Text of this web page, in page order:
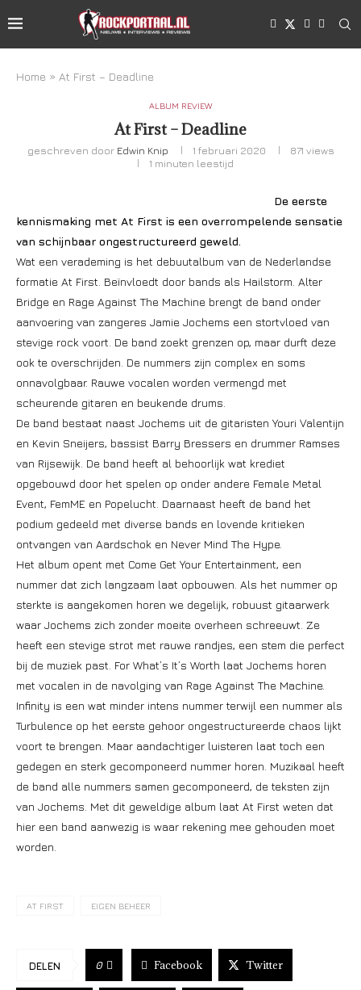
Home » At First – Deadline
ALBUM REVIEW
At First – Deadline
geschreven door Edwin Knip 1 februari 2020 871 views
1 minuten leestijd
De eerste
kennismaking met At First is een overrompelende sensatie
van schijnbaar ongestructureerd geweld.
Wat een verademing is het debuutalbum van de Nederlandse
formatie At First. Beïnvloedt door bands als Hailstorm. Alter
Bridge en Rage Against The Machine brengt de band onder
aanvoering van zangeres Jamie Jochems een stortvloed van
stevige rock voort. De band zoekt grenzen op, maar durft deze
ook te overschrijden. De nummers zijn complex en soms
onnavolgbaar. Rauwe vocalen worden vermengd met
scheurende gitaren en beukende drums.
De band bestaat naast Jochems uit de gitaristen Youri Valentijn
en Kevin Sneijers, bassist Barry Bressers en drummer Ramses
van Rijsewijk. De band heeft al behoorlijk wat krediet
opgebouwd door het spelen op onder andere Female Metal
Event, FemME en Popelucht. Daarnaast heeft de band het
podium gedeeld met diverse bands en lovende kritieken
ontvangen van Aardschok en Never Mind The Hype.
Het album opent met Come Get Your Entertainment, een
nummer dat zich langzaam laat opbouwen. Als het nummer op
sterkte is aangekomen horen we degelijk, robuust gitaarwerk
waar Jochems zich zonder moeite overheen schreeuwt. Ze
heeft een stevige strot met rauwe randjes, een stem die perfect
bij de muziek past. For What’s It’s Worth laat Jochems horen
met vocalen in de navolging van Rage Against The Machine.
Infinity is een wat minder intens nummer terwijl een nummer als
Turbulence op het eerste gehoor ongestructureerde chaos lijkt
voort te brengen. Maar aandachtiger luisteren laat toch een
gedegen en sterk gecomponeerd nummer horen. Muzikaal heeft
de band alle nummers samen gecomponeerd, de teksten zijn
van Jochems. Met dit geweldige album laat At First weten dat
hier een band aanwezig is waar rekening mee gehouden moet
worden.
AT FIRST EIGEN BEHEER
DELEN 0 Facebook Twitter